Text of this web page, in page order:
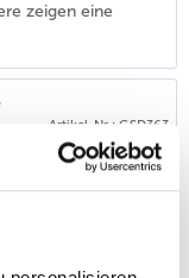
zeigen eine
Artikel-Nr.: GSD363
ATC-Nutzerkonto